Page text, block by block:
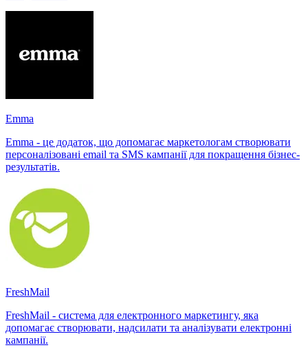
Emma
Emma - це додаток, що допомагає маркетологам створювати
персоналізовані email та SMS кампанії для покращення бізнес-
результатів.
FreshMail
FreshMail - система для електронного маркетингу, яка
допомагає створювати, надсилати та аналізувати електронні
кампанії.